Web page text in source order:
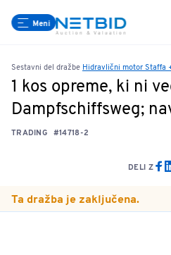
Meni
Sestavni del dražbe Hidravlični motor Staffa
1 kos opreme, ki ni
Dampfschiffsweg;
TRADING #14718-2
DELI Z
Ta dražba je zaključena.